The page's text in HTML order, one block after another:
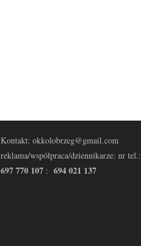
Kontakt: okkolobrzeg@gmail.com
reklama/współpraca/dziennikarze: nr tel.:
697 770 107 : 694 021 137